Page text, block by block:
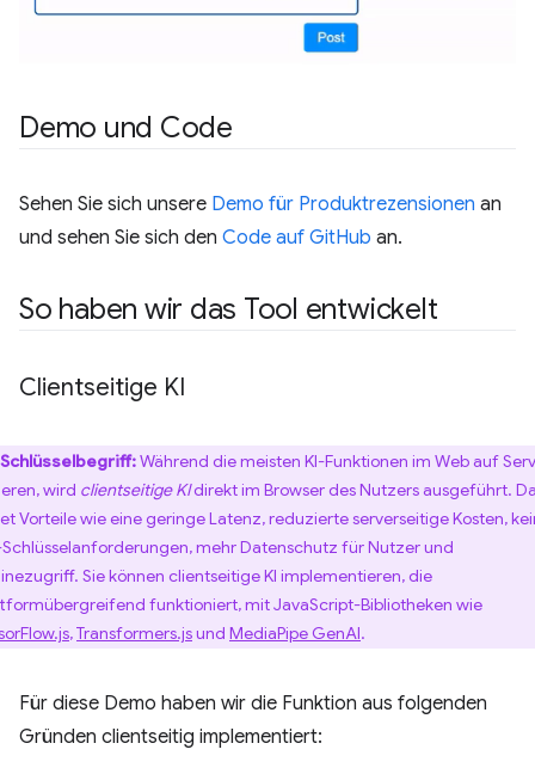
Demo und Code
Sehen Sie sich unsere Demo für Produktrezensionen an
und sehen Sie sich den Code auf GitHub an.
So haben wir das Tool entwickelt
Clientseitige KI
Schlüsselbegriff:Während die meisten KI-Funktionen im Web auf
wird clientseitige KIdirekt im Browser des Nutzers ausgeführt.
Vorteile wie eine geringe Latenz, reduzierte serverseitige Kosten,
Schlüsselanforderungen, mehr Datenschutz für Nutzer und
Sie können clientseitige KI implementieren, die
funktioniert, mit JavaScript-Bibliotheken wie
,Transformers.jsund MediaPipe GenAI.
Für diese Demo haben wir die Funktion aus folgenden
Gründen clientseitig implementiert: